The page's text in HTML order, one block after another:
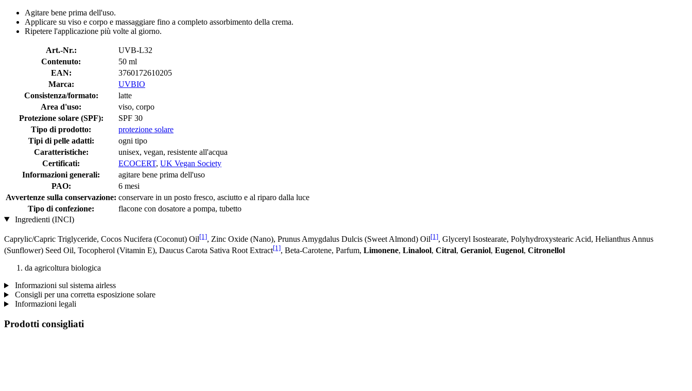
Agitare bene prima dell'uso.
Applicare su viso e corpo e massaggiare fino a completo assorbimento della crema.
Ripetere l'applicazione più volte al giorno.​​
Art.-Nr.:
UVB-L32
Contenuto:
50 ml
EAN:
3760172610205
Marca:
UVBIO
Consistenza/formato:
latte
Area d'uso:
viso, corpo
Protezione solare (SPF):
SPF 30
Tipo di prodotto:
protezione solare
Tipi di pelle adatti:
ogni tipo
Caratteristiche:
unisex, vegan, resistente all'acqua
Certificati:
ECOCERT, UK Vegan Society
Informazioni generali:
agitare bene prima dell'uso
PAO:
6 mesi
Avvertenze sulla conservazione: conservare in un posto fresco, asciutto e al riparo dalla luce
Tipo di confezione:
flacone con dosatore a pompa, tubetto
Ingredienti (INCI)
Caprylic/Capric Triglyceride, Cocos Nucifera (Coconut) Oil[1], Zinc Oxide (Nano), Prunus Amygdalus Dulcis (Sweet Almond) Oil[1], Glyceryl Isostearate, Polyhydroxystearic Acid, Helianthus Annus
(Sunflower) Seed Oil, Tocopherol (Vitamin E), Daucus Carota Sativa Root Extract[1], Beta-Carotene, Parfum, Limonene, Linalool, Citral, Geraniol, Eugenol, Citronellol
da agricoltura biologica
Informazioni sul sistema airless
Consigli per una corretta esposizione solare
Informazioni legali
Prodotti consigliati